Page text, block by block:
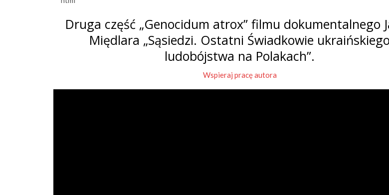
Druga część „Genocidum atrox” filmu dokumentalnego
Międlara „Sąsiedzi. Ostatni Świadkowie ukraińskiego
ludobójstwa na Polakach”.
Wspieraj pracę autora